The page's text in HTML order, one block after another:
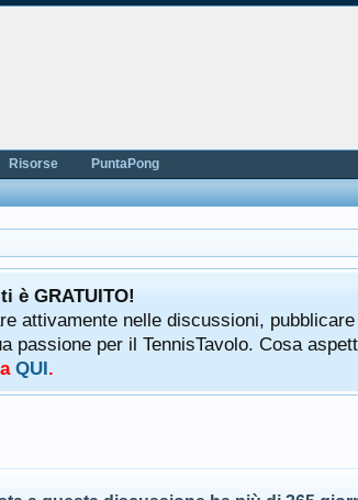
è GRATUITO!
attivamente nelle discussioni,
passione per il TennisTavolo. Cosa
QUI.
Risorse PuntaPong